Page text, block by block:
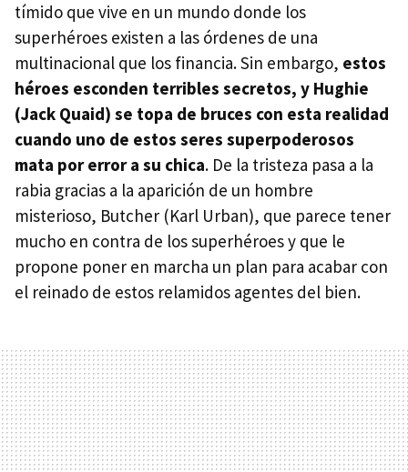
tímido que vive en un mundo donde los
superhéroes existen a las órdenes de una
multinacional que los financia. Sin embargo, estos
héroes esconden terribles secretos, y Hughie
(Jack Quaid) se topa de bruces con esta realidad
cuando uno de estos seres superpoderosos
mata por error a su chica. De la tristeza pasa a la
rabia gracias a la aparición de un hombre
misterioso, Butcher (Karl Urban), que parece tener
mucho en contra de los superhéroes y que le
propone poner en marcha un plan para acabar con
el reinado de estos relamidos agentes del bien.